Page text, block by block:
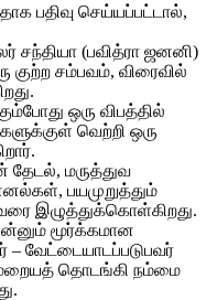
பதிவு செய்யப்பட்டால்,
சந்தியா (பவித்ரா ஜனனி)
குற்ற சம்பவம், விரைவில்
ஒரு விபத்தில்
வெற்றி ஒரு
தேடல், மருத்துவ
பயமுறுத்தும்
இழுத்துக்கொள்கிறது.
மூர்க்கமான
வேட்டையாடப்படுபவர்
தொடங்கி நம்மை